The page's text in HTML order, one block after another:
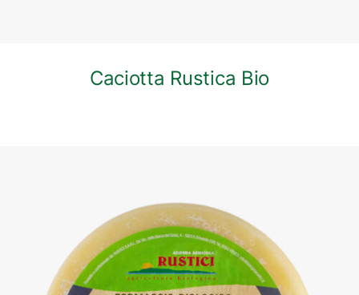
Caciotta Rustica Bio